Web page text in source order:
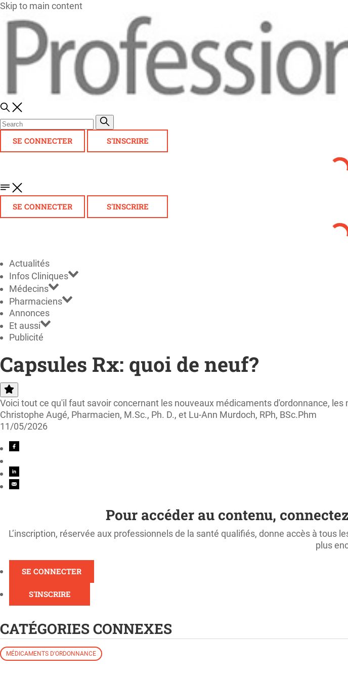
Skip to main content
SE CONNECTER S'INSCRIRE
SE CONNECTER S'INSCRIRE
Actualités
Infos Cliniques
Médecins
Pharmaciens
Annonces
Et aussi
Publicité
Capsules Rx: quoi de neuf?
Voici tout ce qu'il faut savoir concernant les nouveaux médicaments d'ordonnance,
Christophe Augé, Pharmacien, M.Sc., Ph. D., et Lu-Ann Murdoch, RPh, BSc.Phm
11/05/2026
Pour accéder au contenu,
L’inscription, réservée aux professionnels de la santé qualifiés, donne accès à
plus
SE CONNECTER
S'INSCRIRE
CATÉGORIES CONNEXES
MÉDICAMENTS D'ORDONNANCE